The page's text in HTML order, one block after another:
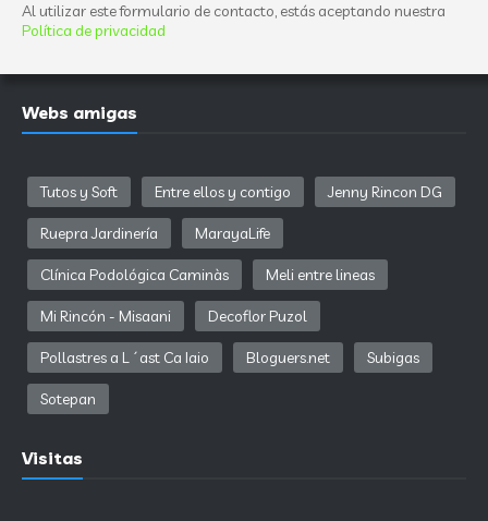
Al utilizar este formulario de contacto, estás aceptando nuestra
Política de privacidad
Webs amigas
Tutos y Soft Entre ellos y contigo Jenny Rincon DG
Ruepra Jardinería MarayaLife
Clínica Podológica Caminàs Meli entre lineas
Mi Rincón - Misaani Decoflor Puzol
Pollastres a L´ast Ca Iaio Bloguers.net Subigas
Sotepan
Visitas